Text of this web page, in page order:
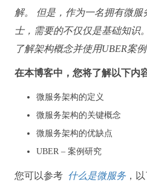
解。 但是，作为一名拥有微服
士， 需要的不仅仅是基础知识。
了解架构概念并使用UBER案
在本博客中，您将了解以下内
微服务架构的定义
微服务架构的关键概念
微服务架构的优缺点
UBER – 案例研究
您可以参考 什么是微服务，